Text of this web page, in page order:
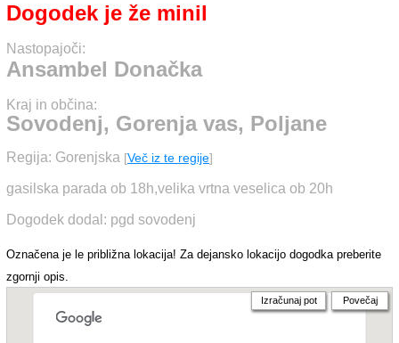
Dogodek je že minil
Nastopajoči:
Ansambel Donačka
Kraj in občina:
Sovodenj, Gorenja vas, Poljane
Regija: Gorenjska [Več iz te regije]
gasilska parada ob 18h,velika vrtna veselica ob 20h
Dogodek dodal: pgd sovodenj
Označena je le približna lokacija! Za dejansko lokacijo dogodka preberite
zgornji opis.
Izračunaj pot Povečaj